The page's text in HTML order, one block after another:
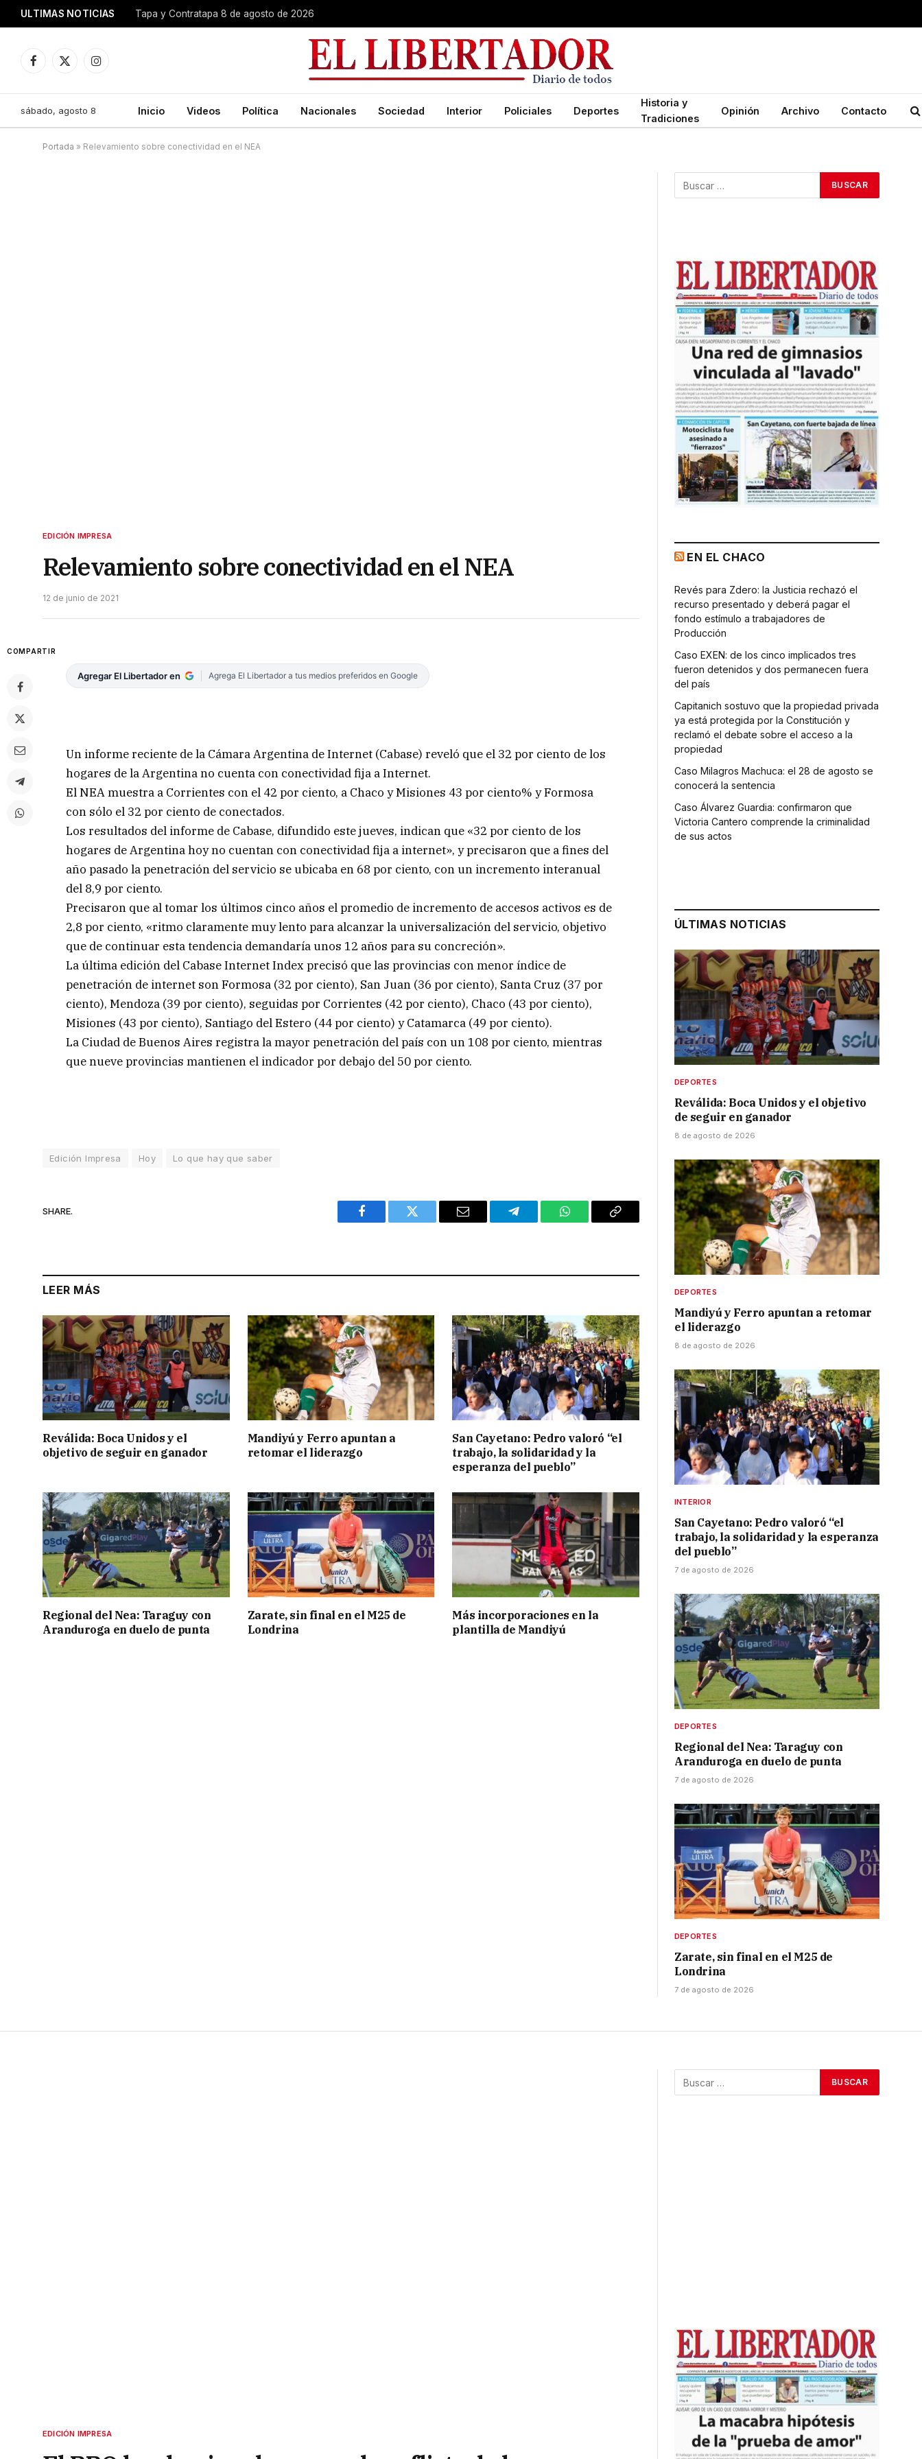
ULTIMAS NOTICIAS Tapa y Contratapa 8 de agosto de 2026
Facebook
X
Instagram
sábado, agosto 8 Inicio Videos Política Nacionales Sociedad Interior Policiales Deportes
Historia y
Tradiciones
Opinión Archivo Contacto
Portada » Relevamiento sobre conectividad en el NEA
EDICIÓN IMPRESA
Relevamiento sobre conectividad en el NEA
12 de junio de 2021
COMPARTIR
Agregar El Libertador en Agrega El Libertador a tus medios preferidos en Google
Un informe reciente de la Cámara Argentina de Internet (Cabase) reveló que el 32 por ciento de los
hogares de la Argentina no cuenta con conectividad fija a Internet.
El NEA muestra a Corrientes con el 42 por ciento, a Chaco y Misiones 43 por ciento% y Formosa
con sólo el 32 por ciento de conectados.
Los resultados del informe de Cabase, difundido este jueves, indican que «32 por ciento de los
hogares de Argentina hoy no cuentan con conectividad fija a internet», y precisaron que a fines del
año pasado la penetración del servicio se ubicaba en 68 por ciento, con un incremento interanual
del 8,9 por ciento.
Precisaron que al tomar los últimos cinco años el promedio de incremento de accesos activos es de
2,8 por ciento, «ritmo claramente muy lento para alcanzar la universalización del servicio, objetivo
que de continuar esta tendencia demandaría unos 12 años para su concreción».
La última edición del Cabase Internet Index precisó que las provincias con menor índice de
penetración de internet son Formosa (32 por ciento), San Juan (36 por ciento), Santa Cruz (37 por
ciento), Mendoza (39 por ciento), seguidas por Corrientes (42 por ciento), Chaco (43 por ciento),
Misiones (43 por ciento), Santiago del Estero (44 por ciento) y Catamarca (49 por ciento).
La Ciudad de Buenos Aires registra la mayor penetración del país con un 108 por ciento, mientras
que nueve provincias mantienen el indicador por debajo del 50 por ciento.
Edición Impresa Hoy Lo que hay que saber
SHARE.
Facebook Twitter Email Telegram WhatsAppCopy
LEER MÁS
Reválida: Boca Unidos y el
objetivo de seguir en ganador
Mandiyú y Ferro apuntan a
retomar el liderazgo
San Cayetano: Pedro valoró “el
trabajo, la solidaridad y la
esperanza del pueblo”
Regional del Nea: Taraguy con
Aranduroga en duelo de punta
Zarate, sin final en el M25 de
Londrina
Más incorporaciones en la
plantilla de Mandiyú
EN EL CHACO
Revés para Zdero: la Justicia rechazó el
recurso presentado y deberá pagar el
fondo estímulo a trabajadores de
Producción
Caso EXEN: de los cinco implicados tres
fueron detenidos y dos permanecen fuera
del país
Capitanich sostuvo que la propiedad privada
ya está protegida por la Constitución y
reclamó el debate sobre el acceso a la
propiedad
Caso Milagros Machuca: el 28 de agosto se
conocerá la sentencia
Caso Álvarez Guardia: confirmaron que
Victoria Cantero comprende la criminalidad
de sus actos
ÚLTIMAS NOTICIAS
DEPORTES
Reválida: Boca Unidos y el objetivo
de seguir en ganador
8 de agosto de 2026
DEPORTES
Mandiyú y Ferro apuntan a retomar
el liderazgo
8 de agosto de 2026
INTERIOR
San Cayetano: Pedro valoró “el
trabajo, la solidaridad y la esperanza
del pueblo”
7 de agosto de 2026
DEPORTES
Regional del Nea: Taraguy con
Aranduroga en duelo de punta
7 de agosto de 2026
DEPORTES
Zarate, sin final en el M25 de
Londrina
7 de agosto de 2026
EDICIÓN IMPRESA